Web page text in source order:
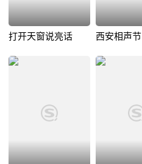
打开天窗说亮话 西安相声节